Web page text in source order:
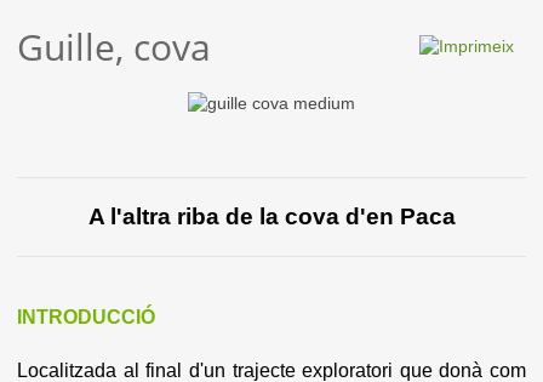
Guille, cova
A l'altra riba de la cova d'en Paca
INTRODUCCIÓ
Localitzada al final d'un trajecte exploratori que donà com